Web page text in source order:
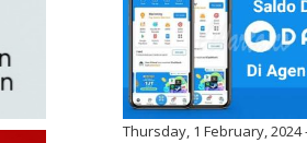
Thursday, 1 February, 2024